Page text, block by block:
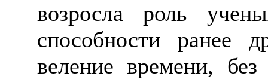
возросла роль
способности ранее
веление времени,